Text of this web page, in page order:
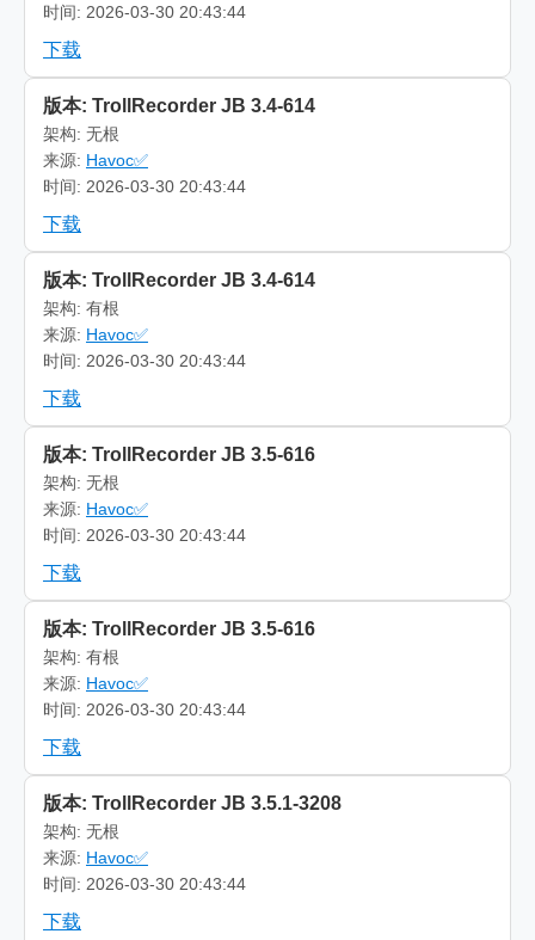
时间: 2026-03-30 20:43:44
下载
版本: TrollRecorder JB 3.4-614
架构: 无根
来源: Havoc✅
时间: 2026-03-30 20:43:44
下载
版本: TrollRecorder JB 3.4-614
架构: 有根
来源: Havoc✅
时间: 2026-03-30 20:43:44
下载
版本: TrollRecorder JB 3.5-616
架构: 无根
来源: Havoc✅
时间: 2026-03-30 20:43:44
下载
版本: TrollRecorder JB 3.5-616
架构: 有根
来源: Havoc✅
时间: 2026-03-30 20:43:44
下载
版本: TrollRecorder JB 3.5.1-3208
架构: 无根
来源: Havoc✅
时间: 2026-03-30 20:43:44
下载